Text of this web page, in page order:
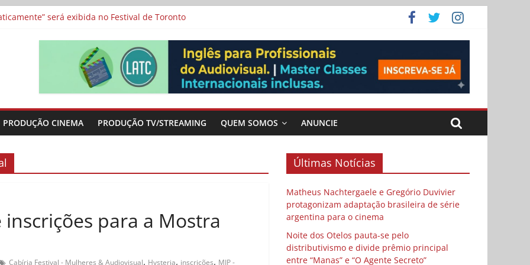
“Os Feiticeiros Inocentes” e filme-tributo de Wajda a Zbigniew Cybulski
protagonizam adaptação brasileira de série argentina para o cinema
e divide prêmio principal entre “Manas” e “O Agente Secreto”
metragens sobre envelhecimento criados a partir de histórias de vida
PRODUÇÃO CINEMA PRODUÇÃO TV/STREAMING QUEM SOMOS ANUNCIE
para a Mostra
Cabíria Festival - Mulheres & Audiovisual, Hysteria, inscrições, MIP -
Últimas Notícias
Matheus Nachtergaele e Gregório Duvivier
protagonizam adaptação brasileira de série
argentina para o cinema
Noite dos Otelos pauta-se pelo
distributivismo e divide prêmio principal
entre “Manas” e “O Agente Secreto”